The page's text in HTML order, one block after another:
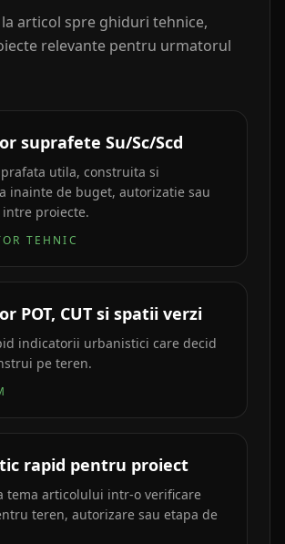
articol spre ghiduri tehnice,
relevante pentru urmatorul
suprafete Su/Sc/Scd
utila, construita si
inainte de buget, autorizatie sau
proiecte.
TEHNIC
POT, CUT si spatii verzi
indicatorii urbanistici care decid
pe teren.
rapid pentru proiect
tema articolului intr-o verificare
teren, autorizare sau etapa de